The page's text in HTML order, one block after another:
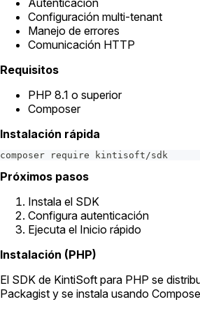
Configuración multi-tenant
Manejo de errores
Comunicación HTTP
Requisitos
PHP 8.1 o superior
Composer
Instalación rápida
composer require kintisoft/sdk
Próximos pasos
Instala el SDK
Configura autenticación
Ejecuta el Inicio rápido
Instalación (PHP)
El SDK de KintiSoft para PHP se
Packagist y se instala usando